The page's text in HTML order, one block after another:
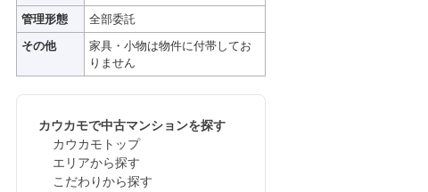
管理形態
全部委託
その他
家具・小物は物件に付帯してお
りません
カウカモで中古マンションを探す
カウカモトップ
エリアから探す
こだわりから探す